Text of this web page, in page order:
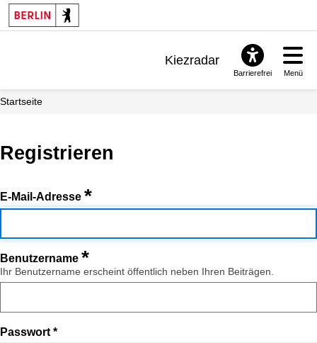
Kiezradar
Barrierefrei Menü
Startseite
Registrieren
E-Mail-Adresse *
Benutzername *
Ihr Benutzername erscheint öffentlich neben Ihren Beiträgen.
Passwort *